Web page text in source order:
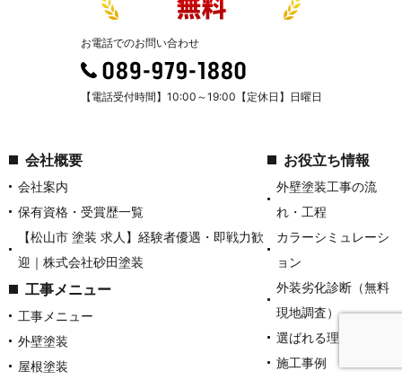
お電話でのお問い合わせ
【電話受付時間】10:00～19:00【定休日】日曜日
会社概要
会社案内
保有資格・受賞歴一覧
【松山市 塗装 求人】経験者優遇・即戦力歓
迎｜株式会社砂田塗装
工事メニュー
工事メニュー
外壁塗装
屋根塗装
お役立ち情報
外壁塗装工事の流
れ・工程
カラーシミュレーシ
ョン
外装劣化診断（無料
現地調査）
選ばれる理由
施工事例